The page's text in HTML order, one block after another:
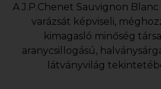
A J.P.Chenet Sauvignon
varázsát képviseli,
kimagasló minőség
aranycsillogású,
látványvilág